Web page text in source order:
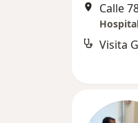
Calle
Visita